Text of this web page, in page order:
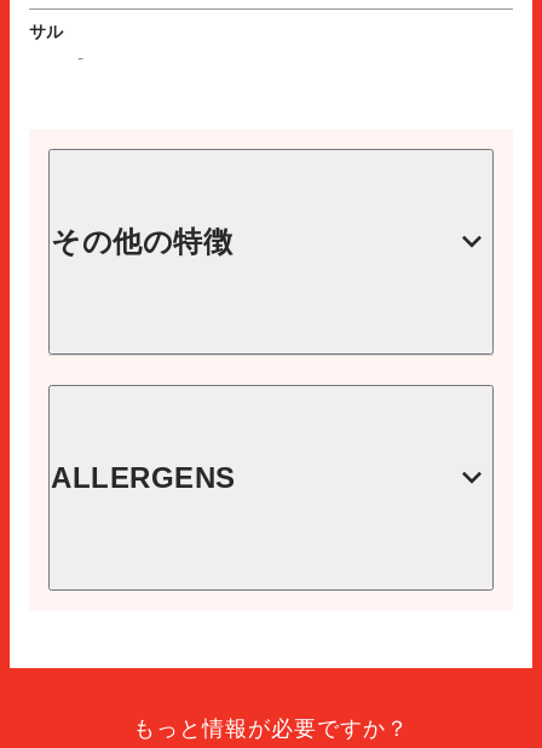
サル
-
その他の特徴
コード
イーエヌ
8410060780705
Keep refrigerated.
ALLERGENS
もっと情報が必要ですか？